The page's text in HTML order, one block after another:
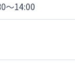
～14:00